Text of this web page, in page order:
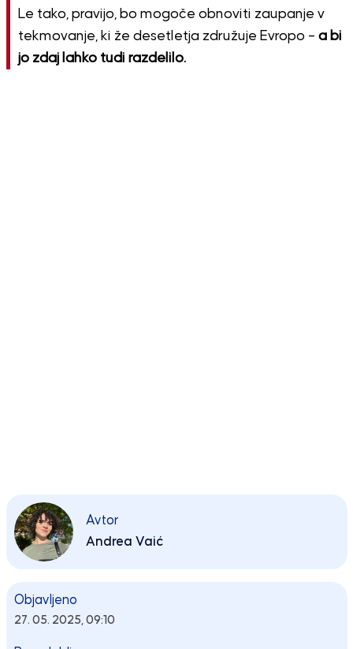
Le tako, pravijo, bo mogoče obnoviti zaupanje v
tekmovanje, ki že desetletja združuje Evropo – a bi
jo zdaj lahko tudi razdelilo.
Avtor
Andrea Vaić
Objavljeno
27. 05. 2025, 09:10